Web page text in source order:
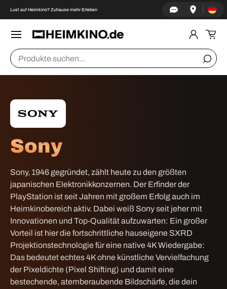
↵Zum Inhalt springen
↵Zum Menü springen
↵Fußzeile springen
↵Barrierefreiheits-Widget öffnen
DIREKT ZUM INHALT
Lust auf Heimkino? Zuhause mehr Erleben Land/
Suchen
Sony
Sony, 1946 gegründet, zählt heute zu den größten
japanischen Elektronikkonzernen. Der Erfinder der
PlayStation ist seit Jahren mit großem Erfolg auch im
Heimkinobereich aktiv. Dabei weiß Sony seit jeher mit
Innovationen und Top-Qualität aufzuwarten: Ein großer
Vorteil ist hier die fortschrittliche hauseigene SXRD
Projektionstechnologie für eine native 4K Wiedergabe:
Das bedeutet echtes 4K ohne künstliche Vervielfachung
der Pixeldichte (Pixel Shifting) und damit eine
bestechende, atemberaubende Bildschärfe, die dein